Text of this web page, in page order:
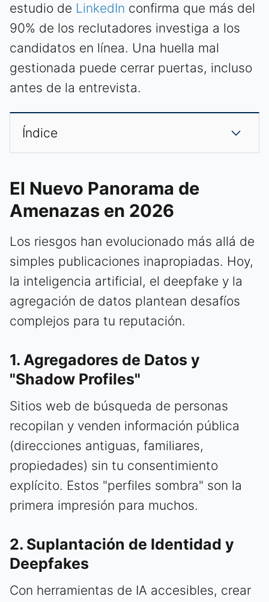
estudio de LinkedIn confirma que más del
90% de los reclutadores investiga a los
candidatos en línea. Una huella mal
gestionada puede cerrar puertas, incluso
antes de la entrevista.
Índice
El Nuevo Panorama de
Amenazas en 2026
Los riesgos han evolucionado más allá de
simples publicaciones inapropiadas. Hoy,
la inteligencia artificial, el deepfake y la
agregación de datos plantean desafíos
complejos para tu reputación.
1. Agregadores de Datos y
"Shadow Profiles"
Sitios web de búsqueda de personas
recopilan y venden información pública
(direcciones antiguas, familiares,
propiedades) sin tu consentimiento
explícito. Estos "perfiles sombra" son la
primera impresión para muchos.
2. Suplantación de Identidad y
Deepfakes
Con herramientas de IA accesibles, crear